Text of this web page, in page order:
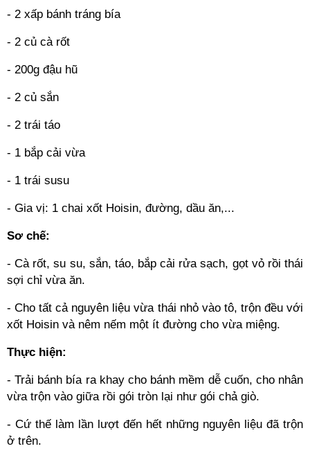
- 2 xấp bánh tráng bía
- 2 củ cà rốt
- 200g đậu hũ
- 2 củ sắn
- 2 trái táo
- 1 bắp cải vừa
- 1 trái susu
- Gia vị: 1 chai xốt Hoisin, đường, dầu ăn,...
Sơ chế:
- Cà rốt, su su, sắn, táo, bắp cải rửa sạch, gọt vỏ rồi thái
sợi chỉ vừa ăn.
- Cho tất cả nguyên liệu vừa thái nhỏ vào tô, trộn đều với
xốt Hoisin và nêm nếm một ít đường cho vừa miệng.
Thực hiện:
- Trải bánh bía ra khay cho bánh mềm dễ cuốn, cho nhân
vừa trộn vào giữa rồi gói tròn lại như gói chả giò.
- Cứ thế làm lần lượt đến hết những nguyên liệu đã trộn
ở trên.